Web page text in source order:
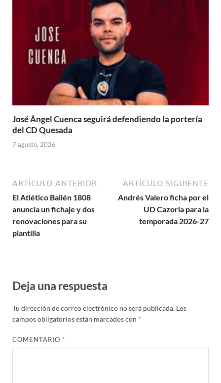
José Ángel Cuenca seguirá defendiendo la portería
del CD Quesada
7 agosto, 2026
ARTÍCULO ANTERIOR
El Atlético Bailén 1808
anuncia un fichaje y dos
renovaciones para su
plantilla
ARTÍCULO SIGUIENTE
Andrés Valero ficha por el
UD Cazorla para la
temporada 2026-27
Deja una respuesta
Tu dirección de correo electrónico no será publicada. Los
campos obligatorios están marcados con *
COMENTARIO *